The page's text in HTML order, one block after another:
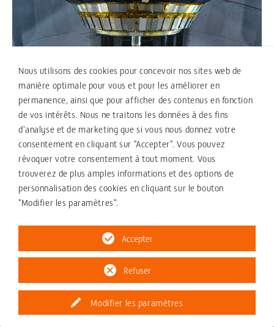
La conductivité thermique élevée du cuivre pur et des
alliages de cuivre faiblement alliés est utilisée pour les
dissipateurs de chaleur. ZOLLERN propose des pièces
forgées pour la technologie du refroidissement, comme
pour les matrices dans les installations de moulage
Nous utilisons des cookies pour concevoir nos sites web de
manière optimale pour vous et pour les améliorer en
permanence, ainsi que pour afficher des contenus en fonction
de vos intérêts. Nous ne traitons les données à des fins
d'analyse et de marketing que si vous nous donnez votre
consentement en cliquant sur "Accepter". Vous pouvez
révoquer votre consentement à tout moment. Vous
trouverez de plus amples informations et des options de
personnalisation des cookies en cliquant sur le bouton
"Modifier les paramètres".
Modifier les paramètres
Refuser
Accepter